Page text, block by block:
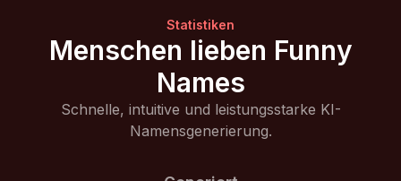
Statistiken
Menschen lieben Funny
Names
Schnelle, intuitive und leistungsstarke KI-
Namensgenerierung.